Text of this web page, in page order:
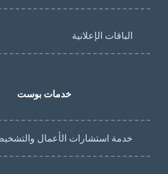
الباقات الإعلانية
خدمات بوست
خدمة استشارات الأعمال